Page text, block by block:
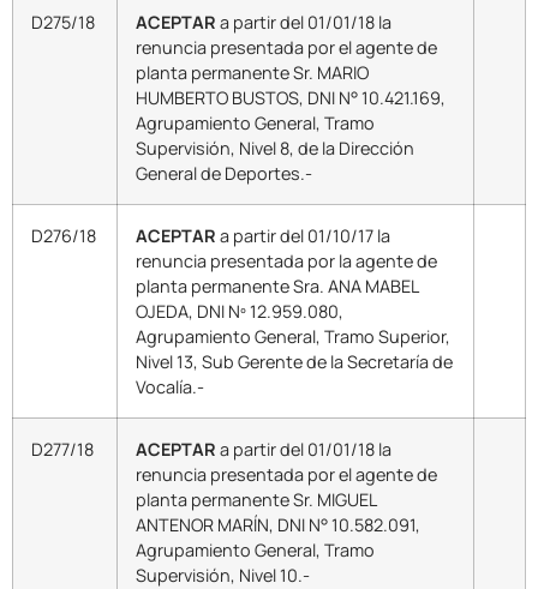
D275/18 ACEPTAR a partir del 01/01/18 la
renuncia presentada por el agente de
planta permanente Sr. MARIO
HUMBERTO BUSTOS, DNI N° 10.421.169,
Agrupamiento General, Tramo
Supervisión, Nivel 8, de la Dirección
General de Deportes.-
D276/18 ACEPTAR a partir del 01/10/17 la
renuncia presentada por la agente de
planta permanente Sra. ANA MABEL
OJEDA, DNI Nº 12.959.080,
Agrupamiento General, Tramo Superior,
Nivel 13, Sub Gerente de la Secretaría de
Vocalía.-
D277/18 ACEPTAR a partir del 01/01/18 la
renuncia presentada por el agente de
planta permanente Sr. MIGUEL
ANTENOR MARÍN, DNI N° 10.582.091,
Agrupamiento General, Tramo
Supervisión, Nivel 10.-